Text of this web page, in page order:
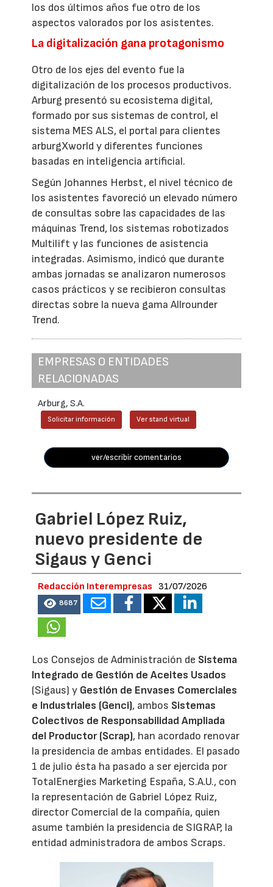
los dos últimos años fue otro de los
aspectos valorados por los asistentes.
La digitalización gana protagonismo
Otro de los ejes del evento fue la
digitalización de los procesos productivos.
Arburg presentó su ecosistema digital,
formado por sus sistemas de control, el
sistema MES ALS, el portal para clientes
arburgXworld y diferentes funciones
basadas en inteligencia artificial.
Según Johannes Herbst, el nivel técnico de
los asistentes favoreció un elevado número
de consultas sobre las capacidades de las
máquinas Trend, los sistemas robotizados
Multilift y las funciones de asistencia
integradas. Asimismo, indicó que durante
ambas jornadas se analizaron numerosos
casos prácticos y se recibieron consultas
directas sobre la nueva gama Allrounder
Trend.
EMPRESAS O ENTIDADES
RELACIONADAS
Arburg, S.A.
Solicitar información Ver stand virtual
ver/escribir comentarios
Gabriel López Ruiz,
nuevo presidente de
Sigaus y Genci
Redacción Interempresas 31/07/2026
8687
Los Consejos de Administración de Sistema
Integrado de Gestión de Aceites Usados
(Sigaus) y Gestión de Envases Comerciales
e Industriales (Genci), ambos Sistemas
Colectivos de Responsabilidad Ampliada
del Productor (Scrap), han acordado renovar
la presidencia de ambas entidades. El pasado
1 de julio ésta ha pasado a ser ejercida por
TotalEnergies Marketing España, S.A.U., con
la representación de Gabriel López Ruiz,
director Comercial de la compañía, quien
asume también la presidencia de SIGRAP, la
entidad administradora de ambos Scraps.